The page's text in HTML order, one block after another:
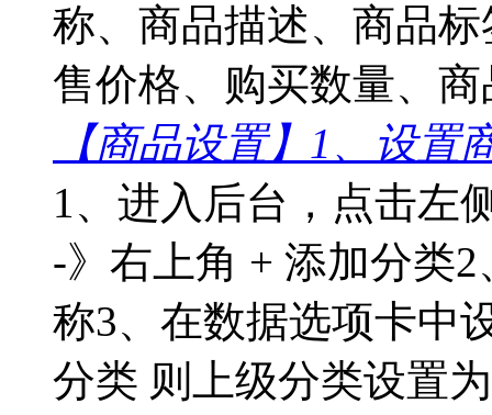
称、商品描述、商品
售价格、购买数量、
【商品设置】1、设置
1、进入后台，点击左
-》右上角 + 添加分类
称3、在数据选项卡中
分类 则上级分类设置